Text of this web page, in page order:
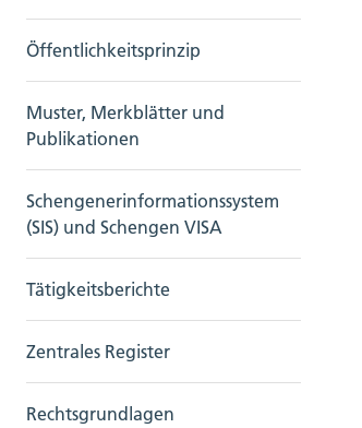
Öffentlichkeitsprinzip
Muster, Merkblätter und
Publikationen
Schengenerinformationssystem
(SIS) und Schengen VISA
Tätigkeitsberichte
Zentrales Register
Rechtsgrundlagen